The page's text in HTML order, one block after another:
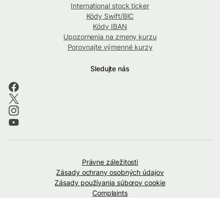
International stock ticker
Kódy Swift/BIC
Kódy IBAN
Upozornenia na zmeny kurzu
Porovnajte výmenné kurzy
Sledujte nás
Právne záležitosti
Zásady ochrany osobných údajov
Zásady používania súborov cookie
Complaints